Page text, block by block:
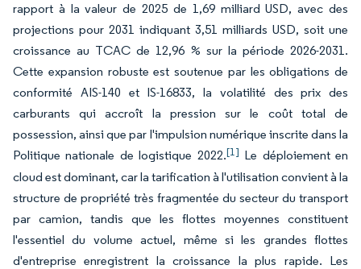
rapport à la valeur de 2025 de 1,69 milliard USD, avec des
projections pour 2031 indiquant 3,51 milliards USD, soit une
croissance au TCAC de 12,96 % sur la période 2026-2031.
Cette expansion robuste est soutenue par les obligations de
conformité AIS-140 et IS-16833, la volatilité des prix des
carburants qui accroît la pression sur le coût total de
possession, ainsi que par l'impulsion numérique inscrite dans la
Politique nationale de logistique 2022.[1] Le déploiement en
cloud est dominant, car la tarification à l'utilisation convient à la
structure de propriété très fragmentée du secteur du transport
par camion, tandis que les flottes moyennes constituent
l'essentiel du volume actuel, même si les grandes flottes
d'entreprise enregistrent la croissance la plus rapide. Les